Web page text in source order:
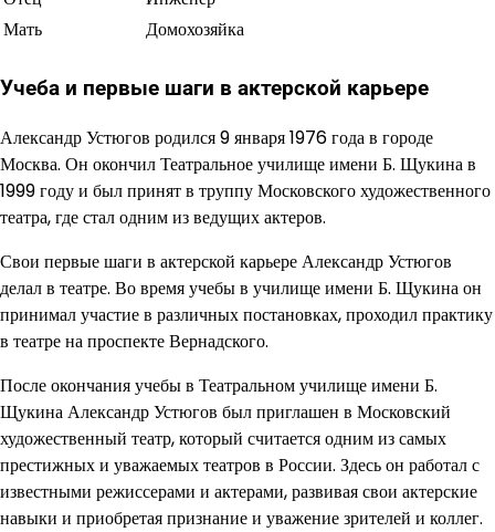
Мать
Домохозяйка
Учеба и первые шаги в актерской карьере
Александр Устюгов родился 9 января 1976 года в городе
Москва. Он окончил Театральное училище имени Б. Щукина в
1999 году и был принят в труппу Московского художественного
театра, где стал одним из ведущих актеров.
Свои первые шаги в актерской карьере Александр Устюгов
делал в театре. Во время учебы в училище имени Б. Щукина он
принимал участие в различных постановках, проходил практику
в театре на проспекте Вернадского.
После окончания учебы в Театральном училище имени Б.
Щукина Александр Устюгов был приглашен в Московский
художественный театр, который считается одним из самых
престижных и уважаемых театров в России. Здесь он работал с
известными режиссерами и актерами, развивая свои актерские
навыки и приобретая признание и уважение зрителей и коллег.